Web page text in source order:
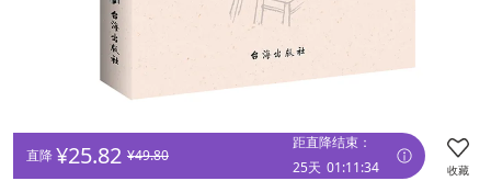
直降 ¥25.82 ¥49.80
距直降结束：
25天 01:11:34 收藏